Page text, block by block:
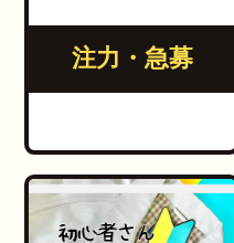
注力・急募